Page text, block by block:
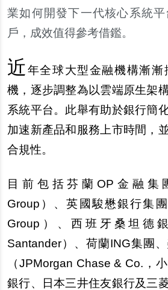
業如何開發下一代核心系統
戶，成效值得參考借鑑。
近年全球大型金融機構漸漸
機，逐步調整為以雲端原生架
系統平台。此舉有助於銀行簡
加速新產品和服務上市時間，
合規性。
目前包括芬蘭OP金融集
Group）、英國駿懋銀行集
Group）、西班牙桑坦德
Santander）、荷蘭ING集團
（JPMorgan Chase & Co.，
銀行、日本三井住友銀行及三